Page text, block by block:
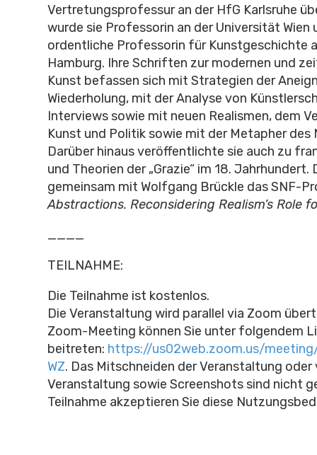
Vertretungsprofessur an der HfG Karlsruhe
wurde sie Professorin an der Universität Wien
ordentliche Professorin für Kunstgeschichte
Hamburg. Ihre Schriften zur modernen und
Kunst befassen sich mit Strategien der
Wiederholung, mit der Analyse von
Interviews sowie mit neuen Realismen, dem
Kunst und Politik sowie mit der Metapher des
Darüber hinaus veröffentlichte sie auch zu
und Theorien der „Grazie“ im 18.
gemeinsam mit Wolfgang Brückle das SNF-
Abstractions. Reconsidering Realism’s Role
____
TEILNAHME:
Die Teilnahme ist kostenlos.
Die Veranstaltung wird parallel via Zoom
Zoom-Meeting können Sie unter folgendem
beitreten: https://us02web.zoom.us/
WZ. Das Mitschneiden der Veranstaltung oder
Veranstaltung sowie Screenshots sind nicht
Teilnahme akzeptieren Sie diese